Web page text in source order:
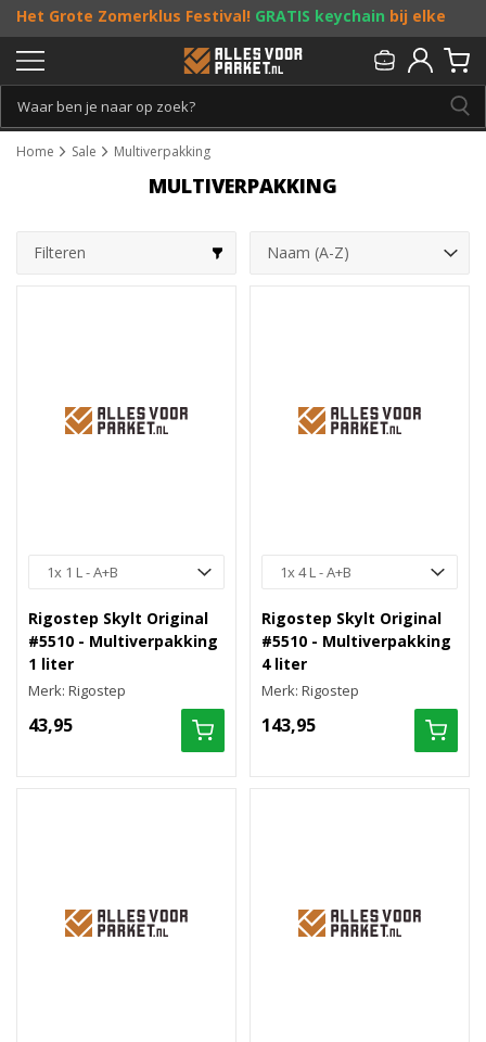
Het Grote Zomerklus Festival! GRATIS keychain bij elke
bestelling vanaf €25, entoffe acties! Doe je mee?
Persoonlijk & gratis advies:013 - 207 00 01
Home Sale Multiverpakking
MULTIVERPAKKING
Filteren
Rigostep Skylt Original
#5510 - Multiverpakking
1 liter
Merk: Rigostep
43,95
Rigostep Skylt Original
#5510 - Multiverpakking
4 liter
Merk: Rigostep
143,95